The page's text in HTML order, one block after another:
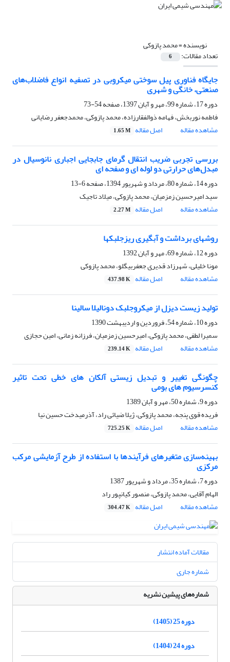
نویسنده =محمد پازوکی
تعداد مقالات: 6
جایگاه فناوری پیل سوختی میکروبی در تصفیه انواع فاضلاب‌های
صنعتی، خانگی و شهری
دوره 17، شماره 99، مهر و آبان 1397، صفحه
54-73
فاطمه نوربخش، فهامه ذوالفقارزاده، محمد پازوکی، محمدجعفر رضایانی
مشاهده مقاله
اصل مقاله 1.65 M
بررسی تجربی ضریب انتقال گرمای جابجایی اجباری نانوسیال در
مبدل‌های حرارتی دو لوله ای و صفحه ای
دوره 14، شماره 80، مرداد و شهریور 1394، صفحه
6-13
سید امیرحسین زمزمیان، محمد پازوکی، میلاد تاجیک
مشاهده مقاله
اصل مقاله 2.27 M
روش‏های برداشت و آبگیری ریزجلبک‏ها
دوره 12، شماره 69، مهر و آبان 1392
مونا خلیلی، شهرزاد قدیری جعفربیگلو، محمد پازوکی
مشاهده مقاله
اصل مقاله 437.98 K
تولید زیست دیزل از میکروجلبک دونالیلا سالینا
دوره 10، شماره 54، فروردین و اردیبهشت 1390
سمیرا لطفی، محمد پازوکی، امیرحسین زمزمیان، فرزانه زمانی، امین حجازی
مشاهده مقاله
اصل مقاله 239.14 K
چگونگی تغییر و تبدیل زیستی آلکان های خطی تحت تاثیر
کنسرسیوم های بومی
دوره 9، شماره 50، مهر و آبان 1389
فریده قوی پنجه، محمد پازوکی، ژیلا ضیائی راد، آذرمیدخت حسین نیا
مشاهده مقاله
اصل مقاله 725.25 K
بهینه‌سازی متغیرهای فرآیندها با استفاده از طرح آزمایشی مرکب
مرکزی
دوره 7، شماره 35، مرداد و شهریور 1387
الهام آقایی، محمد پازوکی، منصور کیانپور راد
مشاهده مقاله
اصل مقاله 304.47 K
مقالات آماده انتشار
شماره جاری
شماره‌های پیشین نشریه
دوره 25 (1405)
دوره 24 (1404)